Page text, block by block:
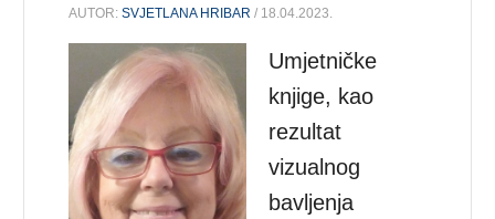
AUTOR:SVJETLANA HRIBAR / 18.04.2023.
Umjetničke
knjige, kao
rezultat
vizualnog
bavljenja